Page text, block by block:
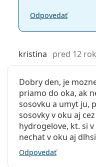
Odpovedať
kristina pred 12
Dobry den, je
priamo do oka, ak
sosovku a umyt ju,
sosovky v oku aj
hydrogelove, kt. si
nechat v oku aj
Odpovedať